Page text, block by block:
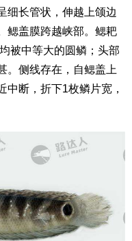
细长管状，伸越上颌边
鳃盖膜跨越峡部。鳃耙
被中等大的圆鳞；头部
。侧线存在，自鳃盖上
中断，折下1枚鳞片宽，